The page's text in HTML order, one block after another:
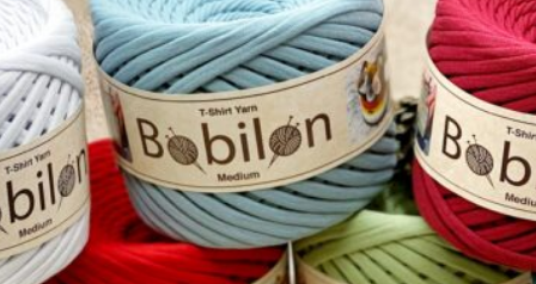
PRODUCENT:CROCHET
Te produkty i wiele innych znajdziesz w naszym
sklepiehttps://crochet.com.pl/
Zachęcamy do obserwowania naszego
fbhttp://www.facebook.com/profile.php?
id=100067353306911